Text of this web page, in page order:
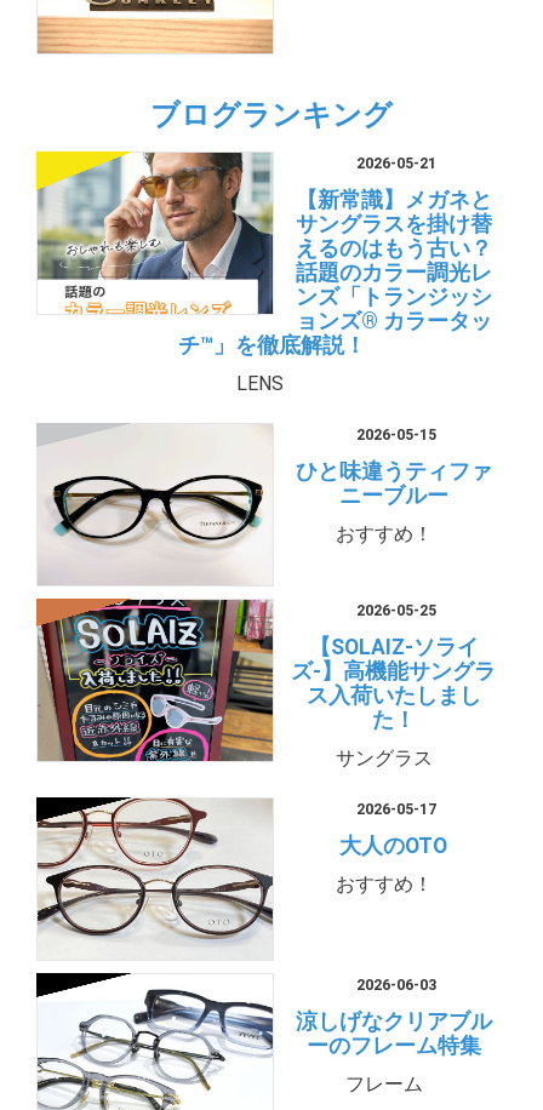
ブログランキング
2026-05-21
【新常識】メガネと
サングラスを掛け替
えるのはもう古い？
話題のカラー調光レ
ンズ「トランジッシ
ョンズ® カラータッ
チ™」を徹底解説！
LENS
2026-05-15
ひと味違うティファ
ニーブルー
おすすめ！
2026-05-25
【SOLAIZ-ソライ
ズ-】高機能サングラ
ス入荷いたしまし
た！
サングラス
2026-05-17
大人のOTO
おすすめ！
2026-06-03
涼しげなクリアブル
ーのフレーム特集
フレーム